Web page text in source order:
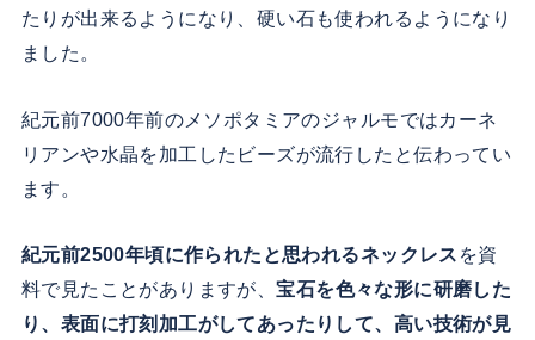
たりが出来るようになり、硬い石も使われるようになり
ました。
紀元前7000年前のメソポタミアのジャルモではカーネ
リアンや水晶を加工したビーズが流行したと伝わってい
ます。
紀元前2500年頃に作られたと思われるネックレス を資
料で見たことがありますが、宝石を色々な形に研磨した
り、表面に打刻加工がしてあったりして、高い技術が見